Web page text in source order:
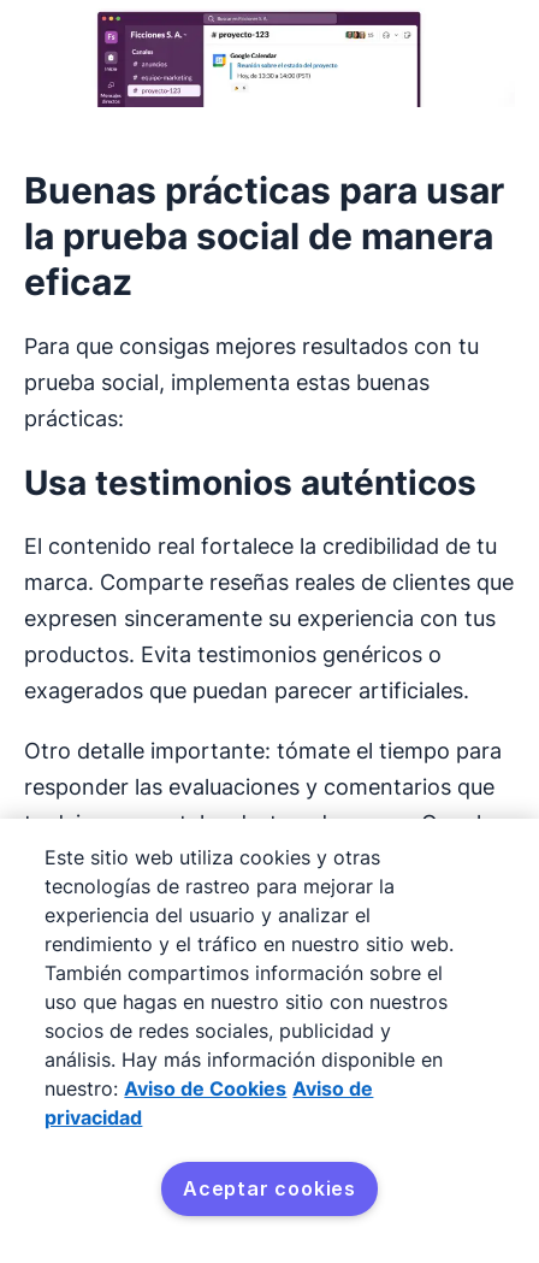
Buenas prácticas para usar
la prueba social de manera
eficaz
Para que consigas mejores resultados con tu
prueba social, implementa estas buenas
prácticas:
Usa testimonios auténticos
El contenido real fortalece la credibilidad de tu
marca. Comparte reseñas reales de clientes que
expresen sinceramente su experiencia con tus
productos. Evita testimonios genéricos o
exagerados que puedan parecer artificiales.
Otro detalle importante: tómate el tiempo para
responder las evaluaciones y comentarios que
te dejen en portales destacados como Google o
Trustpilot, ya sean positivas o negativas. Esto le
muestra a un cliente potencial que valoras las
opiniones de tus consumidores. A su vez, estas
interacciones también sirven como una prueba
social que refleja cómo te preocupas de la
experiencia del cliente.
Adáptala a las etapas clave
Ten en cuenta la relevancia del contenido al
Pruébalo gratis
Este sitio web utiliza cookies y otras
tecnologías de rastreo para mejorar la
experiencia del usuario y analizar el
rendimiento y el tráfico en nuestro sitio web.
También compartimos información sobre el
uso que hagas en nuestro sitio con nuestros
socios de redes sociales, publicidad y
análisis. Hay más información disponible en
nuestro: Aviso de Cookies Aviso de
privacidad
Aceptar cookies